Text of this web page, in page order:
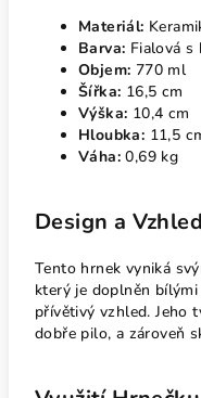
Materiál:
Barva: Fialová
Objem: 770 ml
Šířka: 16,5 cm
Výška: 10,4 cm
Hloubka: 11,5
Váha: 0,69 kg
Design a Vzhled
Tento hrnek vyniká
který je doplněn
přívětivý vzhled. Jeho
dobře pilo, a zároveň